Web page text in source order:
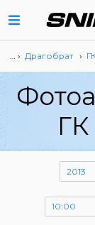
… › Драгобрат ›